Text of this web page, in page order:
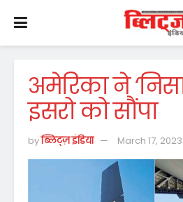
अमेरिका ने
इसरो को सौंपा
byब्लिट्ज़ इंडिया March 17, 2023